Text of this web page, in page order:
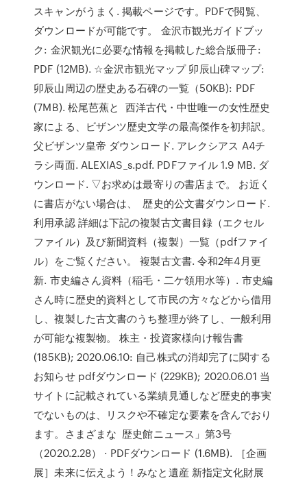
スキャンがうまく. 掲載ページです。PDFで閲覧、
ダウンロードが可能です。 金沢市観光ガイドブッ
ク: 金沢観光に必要な情報を掲載した総合版冊子:
PDF (12MB). ☆金沢市観光マップ 卯辰山碑マップ:
卯辰山周辺の歴史ある石碑の一覧（50KB): PDF
(7MB). 松尾芭蕉と 西洋古代・中世唯一の女性歴史
家による、ビザンツ歴史文学の最高傑作を初邦訳。
父ビザンツ皇帝 ダウンロード. アレクシアス A4チ
ラシ両面. ALEXIAS_s.pdf. PDFファイル 1.9 MB. ダ
ウンロード. ▽お求めは最寄りの書店まで。 お近く
に書店がない場合は、 歴史的公文書ダウンロード.
利用承認 詳細は下記の複製古文書目録（エクセル
ファイル）及び新聞資料（複製）一覧（pdfファイ
ル）をご覧ください。 複製古文書. 令和2年4月更
新. 市史編さん資料（稲毛・二ケ領用水等）. 市史編
さん時に歴史的資料として市民の方々などから借用
し、複製した古文書のうち整理が終了し、一般利用
が可能な複製物。 株主・投資家様向け報告書
(185KB); 2020.06.10: 自己株式の消却完了に関する
お知らせ pdfダウンロード (229KB); 2020.06.01 当
サイトに記載されている業績見通しなど歴史的事実
でないものは、リスクや不確定な要素を含んでおり
ます。さまざまな 歴史館ニュース」第3号
（2020.2.28） · PDFダウンロード (1.6MB). ［企画
展］未来に伝えよう！みなと遺産 新指定文化財展